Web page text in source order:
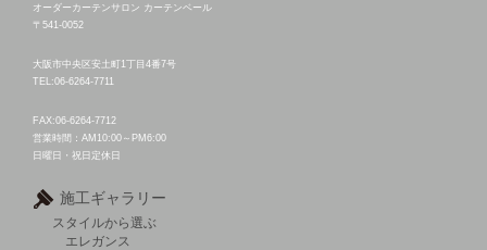
オーダーカーテンサロン カーテンベール
〒541-0052
大阪市中央区安土町1丁目4番7号
TEL:06-6264-7711
FAX:06-6264-7712
営業時間：AM10:00～PM6:00
日曜日・祝日定休日
施工ギャラリー
スタイルから選ぶ
エレガンス